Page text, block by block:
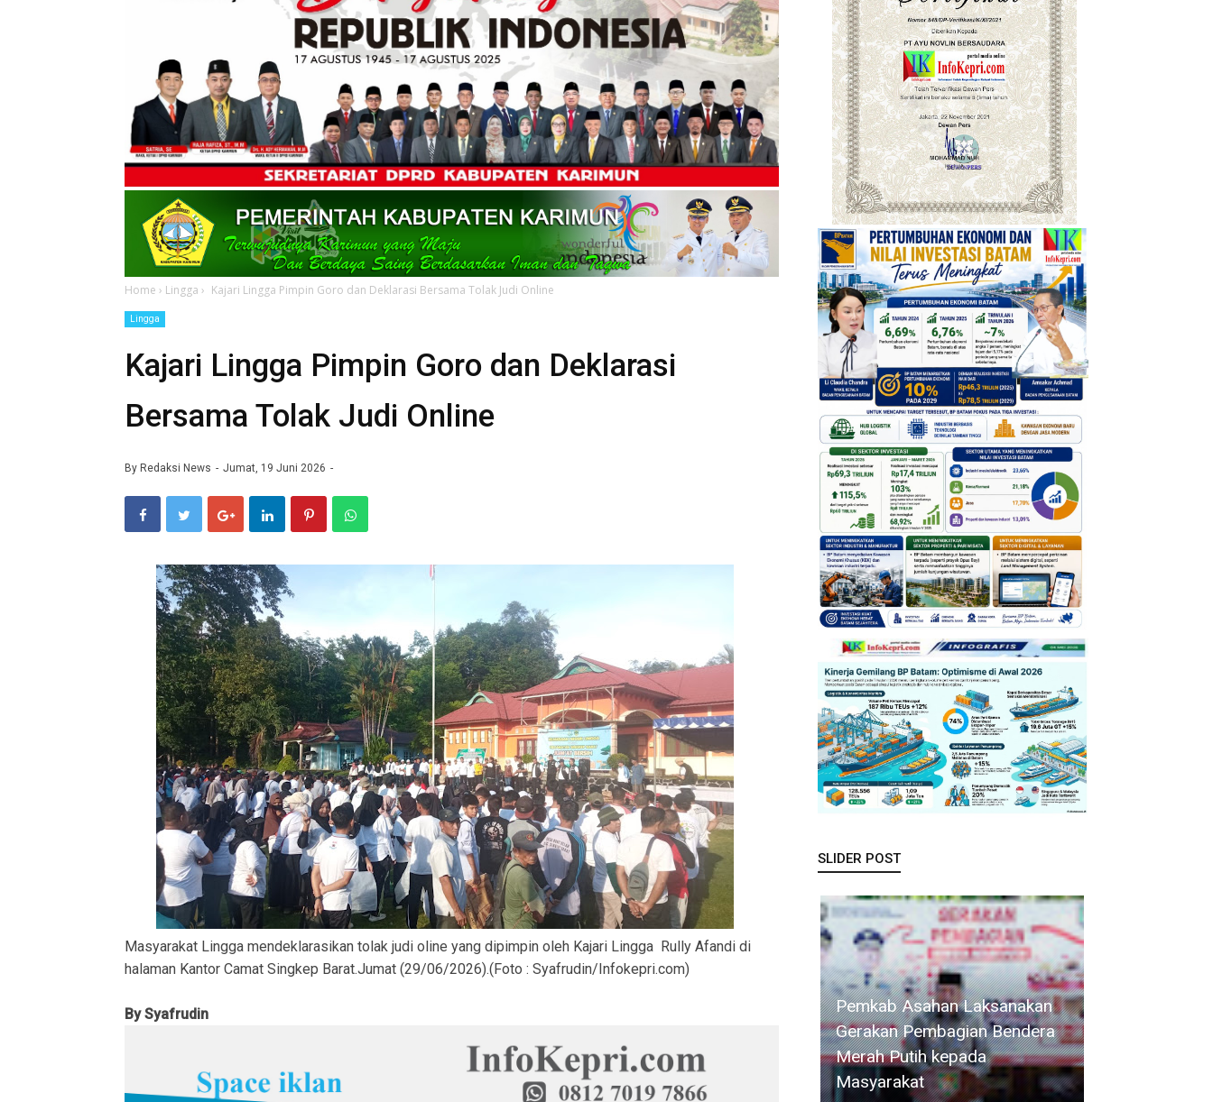
Home › Lingga › Kajari Lingga Pimpin Goro dan Deklarasi Bersama Tolak Judi Online
Lingga
Kajari Lingga Pimpin Goro dan Deklarasi
Bersama Tolak Judi Online
By Redaksi News Jumat, 19 Juni 2026
Masyarakat Lingga mendeklarasikan tolak judi oline yang dipimpin oleh Kajari Lingga Rully Afandi di
halaman Kantor Camat Singkep Barat.Jumat (29/06/2026).(Foto : Syafrudin/Infokepri.com)
By Syafrudin
SLIDER POST
Pemkab Asahan Laksanakan
Gerakan Pembagian Bendera
Merah Putih kepada
Masyarakat
Bupati Cen
Sui Lan
Resmi Buka
MPLS
Wabup
Jarmin Buka
Kegiatan
Karantina